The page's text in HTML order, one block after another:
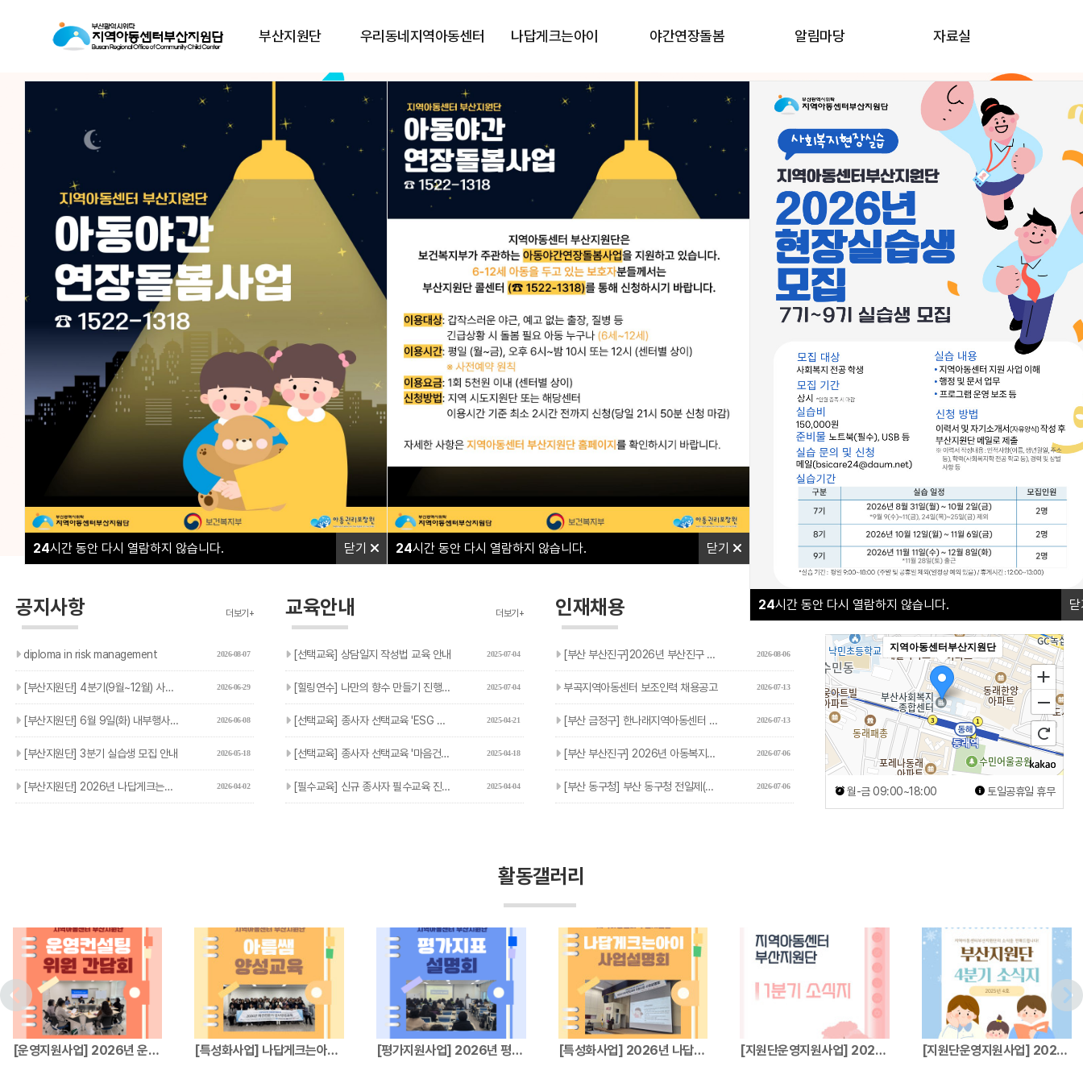
24시간 동안 다시 열람하지 않습니다. 닫기 24시간 동안 다시 열람하지 않습니다. 닫기
24시간 동안 다시 열람하지 않습니다.
부산지원단 우리동네지역아동센터 나답게크는아이 야간연장돌봄 알림마당 자료실
아동이행복한 세상,
지역아동센터부산지원단이 함께합니다.
지역아동센터부산지원단은
부산지역 16개 구·군의 모든 지역아동센터, 협동돌봄센터와 함께하며
아이들의 성장과 돌봄이 흔들리지 않도록 현장의 곁에서 따뜻한 울타리가 되겠습니다.
아동이행복한 세상,
지역아동센터부산지원단이 함께합니다.
지역아동센터부산지원단은
부산지역 16개 구·군의 모든 지역아동센터, 협동돌봄센터와 함께하며
아이들의 성장과 돌봄이 흔들리지 않도록 현장의 곁에서 따뜻한 울타리가 되겠습니다.
우리동네돌봄지도 교육신청
나답게 크는 아이 야간연장돌봄
공지사항 더보기+
diploma in risk management 2026-08-07
[부산지원단] 4분기(9월~12월) 사회복지실습생 모집 안내 2026-06-29
[부산지원단] 6월 9일(화) 내부행사에 따른 민원 응대 지연 … 2026-06-08
[부산지원단] 3분기 실습생 모집 안내 2026-05-18
[부산지원단] 2026년 나답게크는아이 지원사업 참여기관 및 아… 2026-04-02
교육안내 더보기+
[선택교육] 상담일지 작성법 교육 안내 2025-07-04
[힐링연수] 나만의 향수 만들기 진행 안내 2025-07-04
[선택교육] 종사자 선택교육 'ESG 현장체험' 신청 안내 2025-04-21
[선택교육] 종사자 선택교육 '마음건강 집단상담 프로그램' 진행… 2025-04-18
[필수교육] 신규 종사자 필수교육 진행 안내 2025-04-04
인재채용 더보기+
[부산 부산진구]2026년 부산진구 아동복지교사(기간제) 추가… 2026-08-06
부곡지역아동센터 보조인력 채용공고 2026-07-13
[부산 금정구] 한나래지역아동센터 돌봄 보조인력 채용 공고 2026-07-13
[부산 부산진구] 2026년 아동복지교사(기간제근로자) 추가채용… 2026-07-06
[부산 동구청] 부산 동구청 전일제(기초학습) 추가채용 안내 2026-07-06
오시는길
지역아동센터부산지원단
월-금 09:00~18:00 토일공휴일 휴무
활동갤러리
[운영지원사업] 2026년 운영컨설팅위원 간… [특성화사업] 나답게크는아이 지원사업 파견전… [평가지원사업] 2026년 평가지표설명회 [특성화사업] 2026년 나답게크는아이 지원… [지원단운영지원사업] 2026년 지역아동센터… [지원단운영지원사업] 2025년 지역아동센터…